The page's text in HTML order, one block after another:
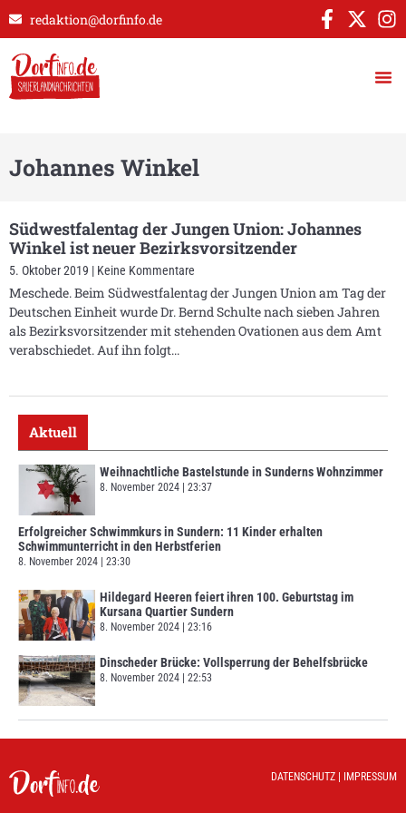
redaktion@dorfinfo.de
Johannes Winkel
Südwestfalentag der Jungen Union: Johannes
Winkel ist neuer Bezirksvorsitzender
5. Oktober 2019 Keine Kommentare
Meschede. Beim Südwestfalentag der Jungen Union am Tag der
Deutschen Einheit wurde Dr. Bernd Schulte nach sieben Jahren
als Bezirksvorsitzender mit stehenden Ovationen aus dem Amt
verabschiedet. Auf ihn folgt
Aktuell
Weihnachtliche Bastelstunde in Sunderns Wohnzimmer
8. November 2024 23:37
Erfolgreicher Schwimmkurs in Sundern: 11 Kinder erhalten
Schwimmunterricht in den Herbstferien
8. November 2024 23:30
Hildegard Heeren feiert ihren 100. Geburtstag im
Kursana Quartier Sundern
8. November 2024 23:16
Dinscheder Brücke: Vollsperrung der Behelfsbrücke
8. November 2024 22:53
DATENSCHUTZ IMPRESSUM